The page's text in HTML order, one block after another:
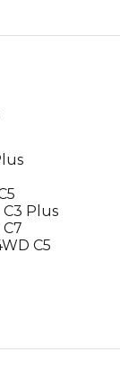
C3 Plus
C5